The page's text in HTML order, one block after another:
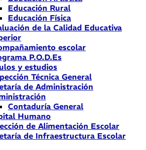
Educación Rural
Educación Física
de la Calidad Educativa
escolar
P.O.D.Es
y estudios
Técnica General
de Administración
Contaduría General
Humano
de Alimentación Escolar
de Infraestructura Escolar